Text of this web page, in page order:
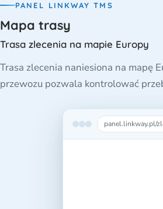
PANEL LINKWAY TMS
Mapa trasy
Trasa zlecenia na mapie Europy
Trasa zlecenia naniesiona na mapę
przewozu pozwala kontrolować
panel.linkway.pl/